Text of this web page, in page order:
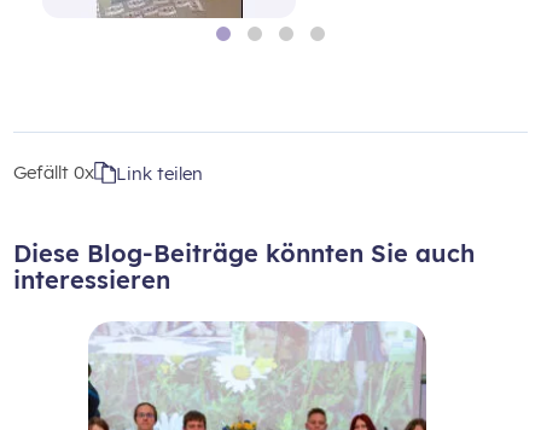
Gefällt0x Link teilen
Diese Blog-Beiträge könnten Sie auch
interessieren